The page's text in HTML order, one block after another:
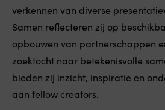
verkennen van diverse
Samen reflecteren zij op
opbouwen van partnerschappen
zoektocht naar betekenisvolle
bieden zij inzicht, inspiratie en
aan fellow creators.